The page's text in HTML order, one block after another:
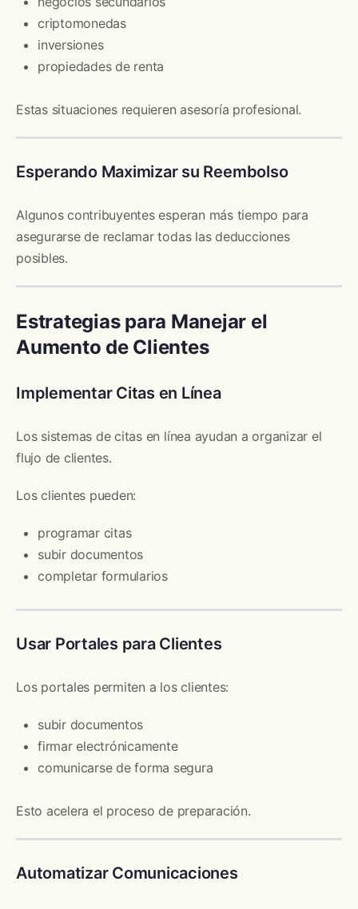
criptomonedas
inversiones
propiedades de renta
Estas situaciones requieren asesoría profesional.
Esperando Maximizar su Reembolso
Algunos contribuyentes esperan más tiempo para
asegurarse de reclamar todas las deducciones
posibles.
Estrategias para Manejar el
Aumento de Clientes
Implementar Citas en Línea
Los sistemas de citas en línea ayudan a organizar el
flujo de clientes.
Los clientes pueden:
programar citas
subir documentos
completar formularios
Usar Portales para Clientes
Los portales permiten a los clientes:
subir documentos
firmar electrónicamente
comunicarse de forma segura
Esto acelera el proceso de preparación.
Automatizar Comunicaciones